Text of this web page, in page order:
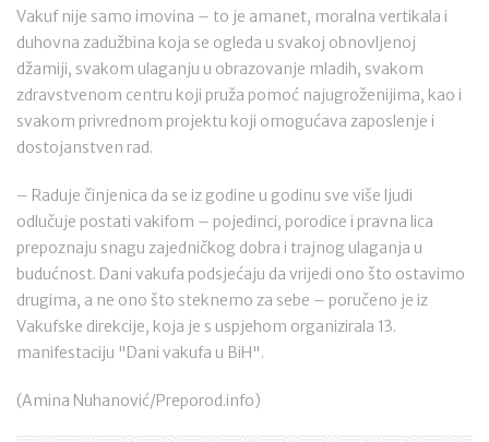
Vakuf nije samo imovina – to je amanet, moralna vertikala i
duhovna zadužbina koja se ogleda u svakoj obnovljenoj
džamiji, svakom ulaganju u obrazovanje mladih, svakom
zdravstvenom centru koji pruža pomoć najugroženijima, kao i
svakom privrednom projektu koji omogućava zaposlenje i
dostojanstven rad.
– Raduje činjenica da se iz godine u godinu sve više ljudi
odlučuje postati vakifom – pojedinci, porodice i pravna lica
prepoznaju snagu zajedničkog dobra i trajnog ulaganja u
budućnost. Dani vakufa podsjećaju da vrijedi ono što ostavimo
drugima, a ne ono što steknemo za sebe – poručeno je iz
Vakufske direkcije, koja je s uspjehom organizirala 13.
manifestaciju "Dani vakufa u BiH".
(Amina Nuhanović/Preporod.info)